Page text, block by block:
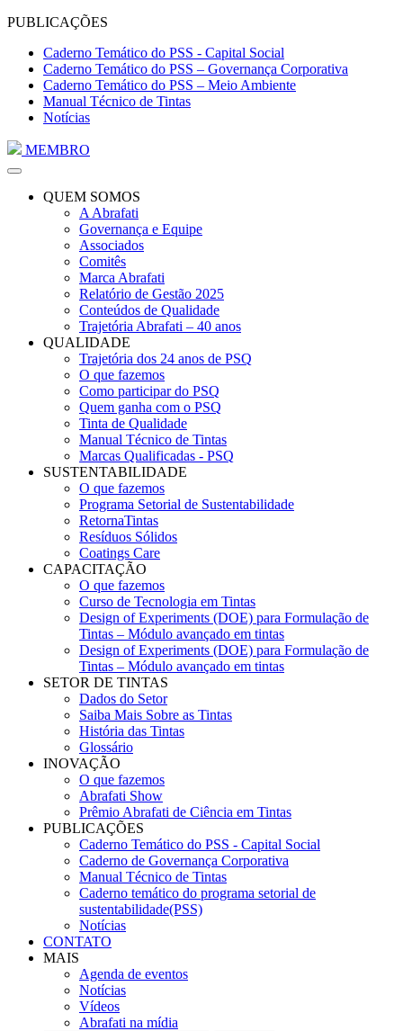
PUBLICAÇÕES
Caderno Temático do PSS - Capital Social
Caderno Temático do PSS – Governança Corporativa
Caderno Temático do PSS – Meio Ambiente
Manual Técnico de Tintas
Notícias
MEMBRO
QUEM SOMOS
A Abrafati
Governança e Equipe
Associados
Comitês
Marca Abrafati
Relatório de Gestão 2025
Conteúdos de Qualidade
Trajetória Abrafati – 40 anos
QUALIDADE
Trajetória dos 24 anos de PSQ
O que fazemos
Como participar do PSQ
Quem ganha com o PSQ
Tinta de Qualidade
Manual Técnico de Tintas
Marcas Qualificadas - PSQ
SUSTENTABILIDADE
O que fazemos
Programa Setorial de Sustentabilidade
RetornaTintas
Resíduos Sólidos
Coatings Care
CAPACITAÇÃO
O que fazemos
Curso de Tecnologia em Tintas
Design of Experiments (DOE) para Formulação de
Tintas – Módulo avançado em tintas
Design of Experiments (DOE) para Formulação de
Tintas – Módulo avançado em tintas
SETOR DE TINTAS
Dados do Setor
Saiba Mais Sobre as Tintas
História das Tintas
Glossário
INOVAÇÃO
O que fazemos
Abrafati Show
Prêmio Abrafati de Ciência em Tintas
PUBLICAÇÕES
Caderno Temático do PSS - Capital Social
Caderno de Governança Corporativa
Manual Técnico de Tintas
Caderno temático do programa setorial de
sustentabilidade(PSS)
Notícias
CONTATO
MAIS
Agenda de eventos
Notícias
Vídeos
Abrafati na mídia